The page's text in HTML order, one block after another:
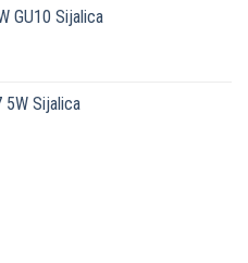
GU10 Sijalica
Sijalica